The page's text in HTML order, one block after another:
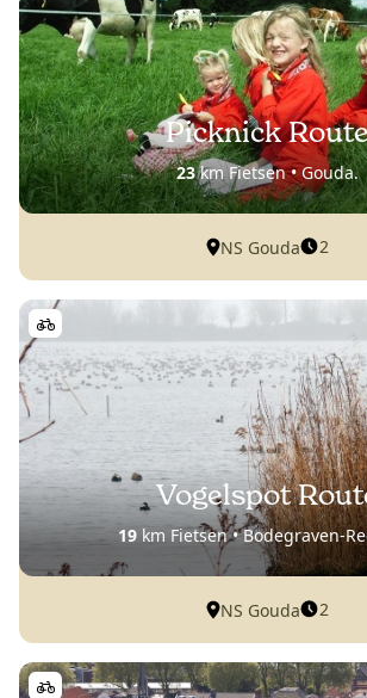
Picknick
23km Fietsen • Gouda.
NS Gouda 2
Vogelspot
19km Fietsen • Bodegraven-
NS Gouda 2